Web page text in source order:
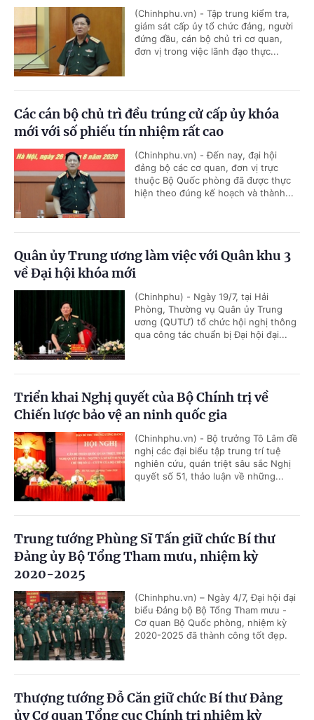
(Chinhphu.vn) - Tập trung kiểm tra,
giám sát cấp ủy tổ chức đảng, người
đứng đầu, cán bộ chủ trì cơ quan,
đơn vị trong việc lãnh đạo thực...
Các cán bộ chủ trì đều trúng cử cấp ủy khóa
mới với số phiếu tín nhiệm rất cao
(Chinhphu.vn) - Đến nay, đại hội
đảng bộ các cơ quan, đơn vị trực
thuộc Bộ Quốc phòng đã được thực
hiện theo đúng kế hoạch và thành...
Quân ủy Trung ương làm việc với Quân khu 3
về Đại hội khóa mới
(Chinhphu) - Ngày 19/7, tại Hải
Phòng, Thường vụ Quân ủy Trung
ương (QUTƯ) tổ chức hội nghị thông
qua công tác chuẩn bị Đại hội đại...
Triển khai Nghị quyết của Bộ Chính trị về
Chiến lược bảo vệ an ninh quốc gia
(Chinhphu.vn) - Bộ trưởng Tô Lâm đề
nghị các đại biểu tập trung trí tuệ
nghiên cứu, quán triệt sâu sắc Nghị
quyết số 51, thảo luận về những...
Trung tướng Phùng Sĩ Tấn giữ chức Bí thư
Đảng ủy Bộ Tổng Tham mưu, nhiệm kỳ
2020-2025
(Chinhphu.vn) – Ngày 4/7, Đại hội đại
biểu Đảng bộ Bộ Tổng Tham mưu -
Cơ quan Bộ Quốc phòng, nhiệm kỳ
2020-2025 đã thành công tốt đẹp.
Thượng tướng Đỗ Căn giữ chức Bí thư Đảng
ủy Cơ quan Tổng cục Chính trị nhiệm kỳ